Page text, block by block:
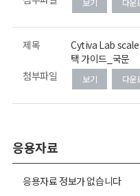
제목
Cytiva Lab scale
택 가이드_국문
첨부파일
보기 다운
응용자료
응용자료 정보가 없습니다